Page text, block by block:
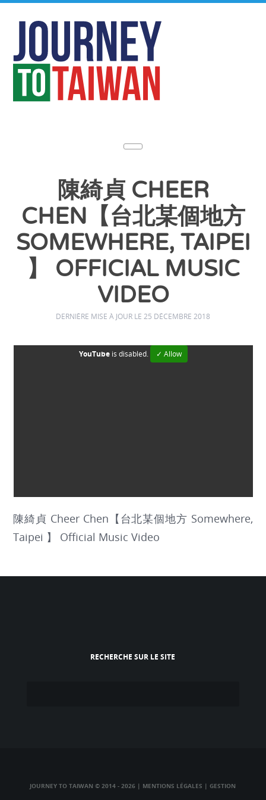
陳綺貞 CHEER
CHEN【台北某個地方
SOMEWHERE, TAIPEI
】 OFFICIAL MUSIC
VIDEO
DERNIÈRE MISE À JOUR LE 25 DÉCEMBRE 2018
YouTubeis disabled. ✓ Allow
陳綺貞 Cheer Chen【台北某個地方 Somewhere,
Taipei 】 Official Music Video
RECHERCHE SUR LE SITE
JOURNEY TO TAIWAN © 2014 - 2026 | MENTIONS LÉGALES |GESTION